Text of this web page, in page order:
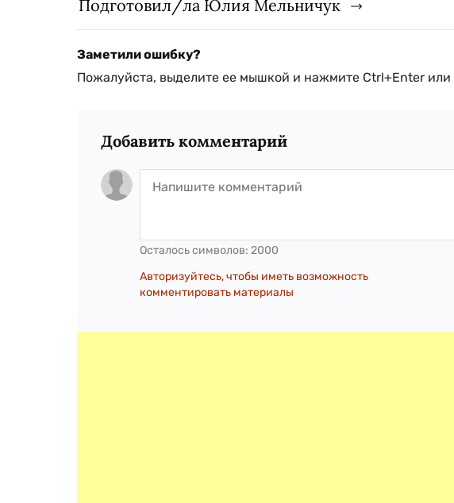
Подготовил/ла Юлия Мельничук
Заметили ошибку?
Пожалуйста, выделите ее мышкой и нажмите Ctrl+Enter или
Добавить комментарий
Осталось символов: 2000
Авторизуйтесь, чтобы иметь возможность
комментировать материалы